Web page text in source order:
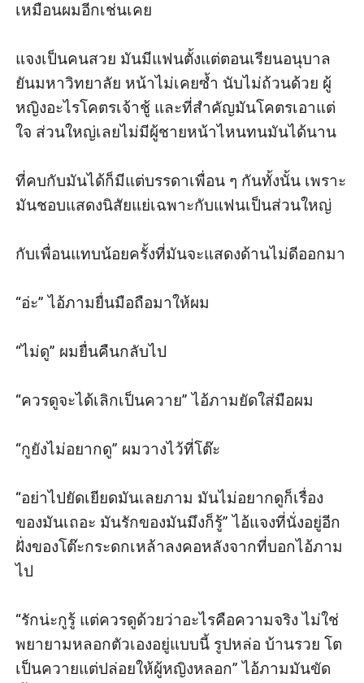
เหมือนผมอีกเช่นเคย
แจงเป็นคนสวย มันมีแฟนตั้งแต่ตอนเรียนอนุบาล
ยันมหาวิทยาลัย หน้าไม่เคยซ้ำ นับไม่ถ้วนด้วย ผู้
หญิงอะไรโคตรเจ้าชู้ และที่สำคัญมันโคตรเอาแต่
ใจ ส่วนใหญ่เลยไม่มีผู้ชายหน้าไหนทนมันได้นาน
ที่คบกับมันได้ก็มีแต่บรรดาเพื่อน ๆ กันทั้งนั้น เพราะ
มันชอบแสดงนิสัยแย่เฉพาะกับแฟนเป็นส่วนใหญ่
กับเพื่อนแทบน้อยครั้งที่มันจะแสดงด้านไม่ดีออกมา
“อ่ะ” ไอ้ภามยื่นมือถือมาให้ผม
“ไม่ดู” ผมยื่นคืนกลับไป
“ควรดูจะได้เลิกเป็นควาย” ไอ้ภามยัดใส่มือผม
“กูยังไม่อยากดู” ผมวางไว้ที่โต๊ะ
“อย่าไปยัดเยียดมันเลยภาม มันไม่อยากดูก็เรื่อง
ของมันเถอะ มันรักของมันมึงก็รู้” ไอ้แจงที่นั่งอยู่อีก
ฝั่งของโต๊ะกระดกเหล้าลงคอหลังจากที่บอกไอ้ภาม
ไป
“รักน่ะกูรู้ แต่ควรดูด้วยว่าอะไรคือความจริง ไม่ใช่
พยายามหลอกตัวเองอยู่แบบนี้ รูปหล่อ บ้านรวย โต
เป็นควายแต่ปล่อยให้ผู้หญิงหลอก” ไอ้ภามมันขัด